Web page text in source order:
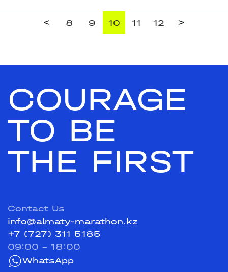
< 8 9 10 11 12 >
COURAGE
TO BE
THE FIRST
Contact Us
info@almaty-marathon.kz
+7 (727) 311 5185
09:00 - 18:00
WhatsApp